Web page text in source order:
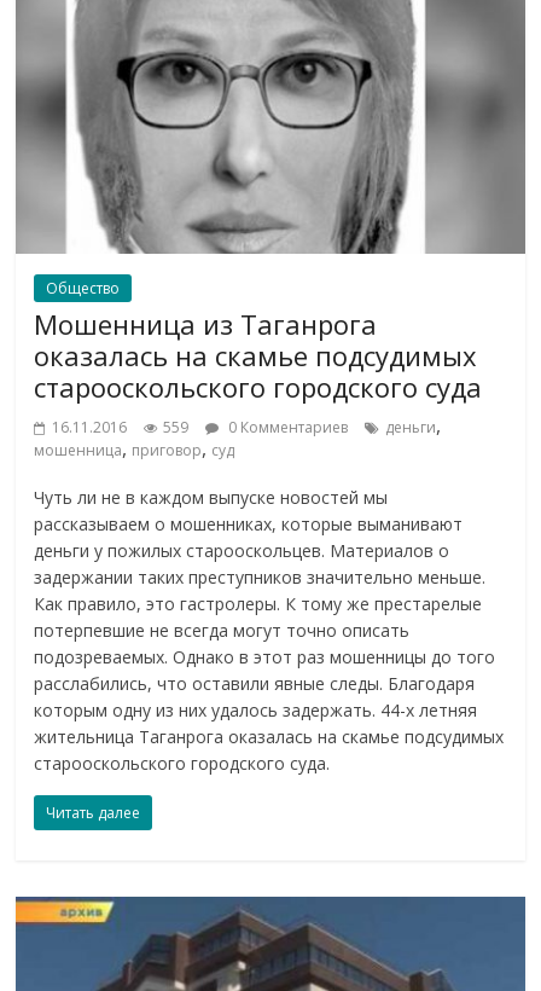
Общество
Мошенница из Таганрога
оказалась на скамье подсудимых
старооскольского городского суда
16.11.2016 559 0 Комментариев деньги,
мошенница, приговор, суд
Чуть ли не в каждом выпуске новостей мы
рассказываем о мошенниках, которые выманивают
деньги у пожилых старооскольцев. Материалов о
задержании таких преступников значительно меньше.
Как правило, это гастролеры. К тому же престарелые
потерпевшие не всегда могут точно описать
подозреваемых. Однако в этот раз мошенницы до того
расслабились, что оставили явные следы. Благодаря
которым одну из них удалось задержать. 44-х летняя
жительница Таганрога оказалась на скамье подсудимых
старооскольского городского суда.
Читать далее